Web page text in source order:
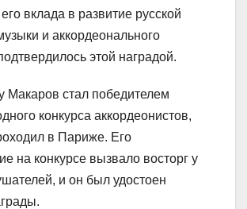
вклада в развитие русской
и аккордеонального
этой наградой.
Макаров стал победителем
конкурса аккордеонистов,
в Париже. Его
на конкурсе вызвало восторг у
и он был удостоен